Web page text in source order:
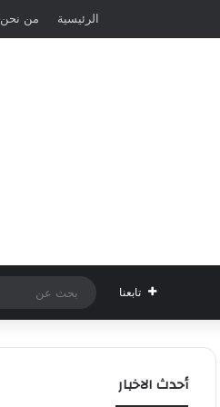
الرئيسية من نحن
تابعنا
أحدث الاخبار